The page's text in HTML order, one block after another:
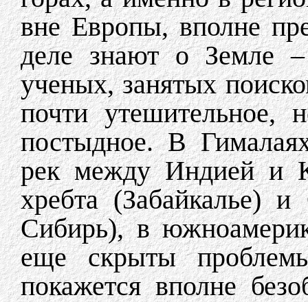
вне Европы, вполне
деле знают о Земле
ученых, занятых
почти утешительное,
постыдное. В
рек между Индией и
хребта (Забайкалье) и
Сибирь), в
еще скрыты
покажется вполне